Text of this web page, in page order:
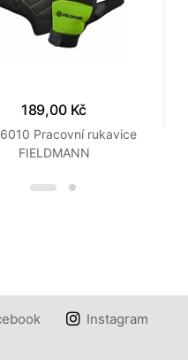
189,00 Kč
Pracovní rukavice
FIELDMANN
Instagram